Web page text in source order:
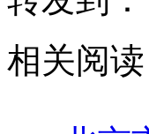
相关阅读